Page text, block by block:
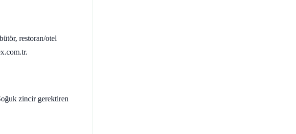
restoran/otel
zincir gerektiren